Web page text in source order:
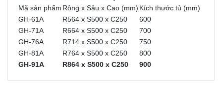
Mã sản phẩm Rộng x Sâu x Cao (mm) Kích thước tủ (mm)
GH-61A
R564 x S500 x C250
600
GH-71A
R664 x S500 x C250
700
GH-76A
R714 x S500 x C250
750
GH-81A
R764 x S500 x C250
800
GH-91A
R864 x S500 x C250 900